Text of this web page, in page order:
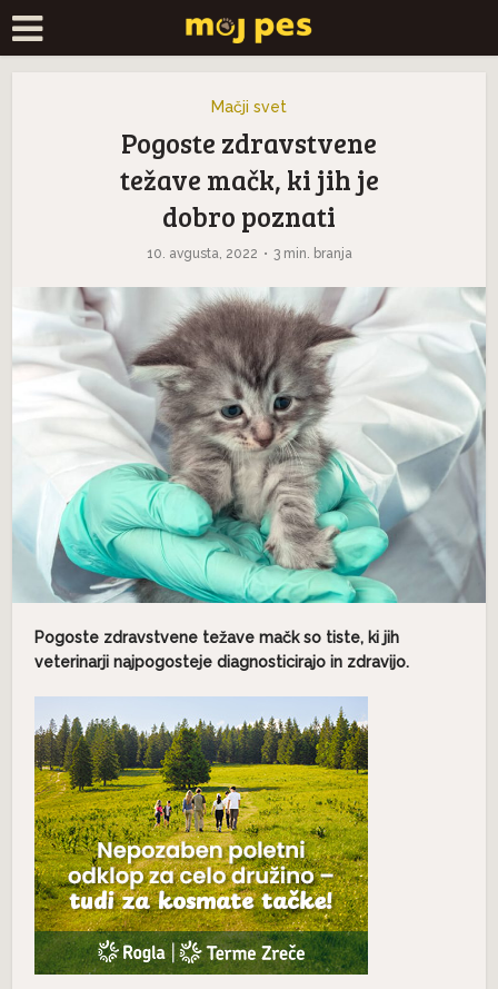
Mačji svet
Pogoste zdravstvene
težave mačk, ki jih je
dobro poznati
10. avgusta, 2022 3 min. branja
Pogoste zdravstvene težave mačk so tiste, ki jih
veterinarji najpogosteje diagnosticirajo in zdravijo.